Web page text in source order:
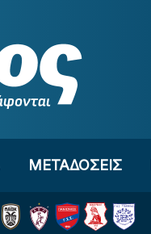
ΜΕΤΑΔΟΣΕΙΣ